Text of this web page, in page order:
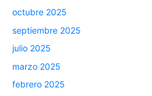
octubre 2025
septiembre 2025
julio 2025
marzo 2025
febrero 2025